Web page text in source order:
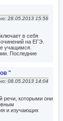
28.05.2013 15:56
в себя
на ЕГЭ.
учащимся.
Последние
"
08.05.2013 14:04
речи, которыми они
и изучающих